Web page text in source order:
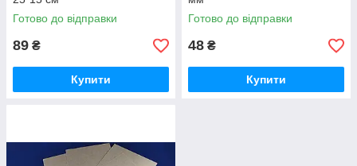
Готово до відправки
89 ₴
Купити
Готово до відправки
48 ₴
Купити